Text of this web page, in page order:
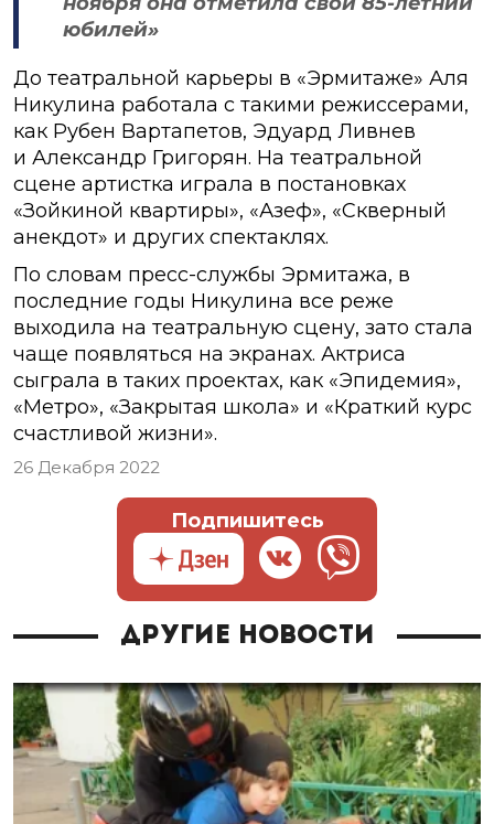
юбилей»
До театральной карьеры в «Эрмитаже» Аля
Никулина работала с такими режиссерами,
как Рубен Вартапетов, Эдуард Ливнев
и Александр Григорян. На театральной
сцене артистка играла в постановках
«Зойкиной квартиры», «Азеф», «Скверный
анекдот» и других спектаклях.
По словам пресс-службы Эрмитажа, в
последние годы Никулина все реже
выходила на театральную сцену, зато стала
чаще появляться на экранах. Актриса
сыграла в таких проектах, как «Эпидемия»,
«Метро», «Закрытая школа» и «Краткий курс
счастливой жизни».
26 Декабря 2022
Подпишитесь
Другие новости